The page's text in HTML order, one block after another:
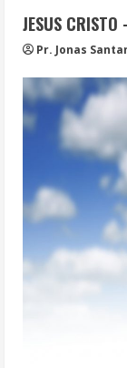
JESUS
Pr. Jonas